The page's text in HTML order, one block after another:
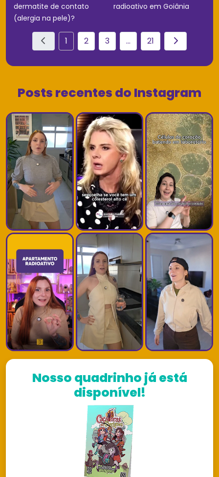
dermatite de contato
(alergia na pele)?
radioativo em Goiânia
1 2 3 ... 21
Posts recentes do Instagram
Nosso quadrinho já está
disponível!